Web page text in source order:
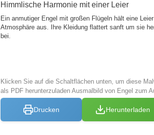
Himmlische Harmonie mit einer Leier
Ein anmutiger Engel mit großen Flügeln hält eine
Atmosphäre aus. Ihre Kleidung flattert sanft um sie
bei.
Klicken Sie auf die Schaltflächen unten, um diese
als PDF herunterzuladen Ausmalbild von Engel zum
Drucken Herunterladen